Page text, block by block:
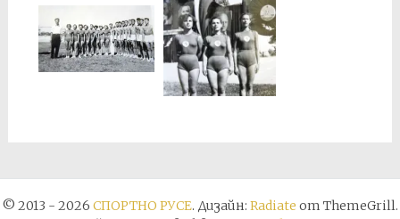
© 2013 - 2026 СПОРТНО РУСЕ. Дизайн: Radiate от ThemeGrill.